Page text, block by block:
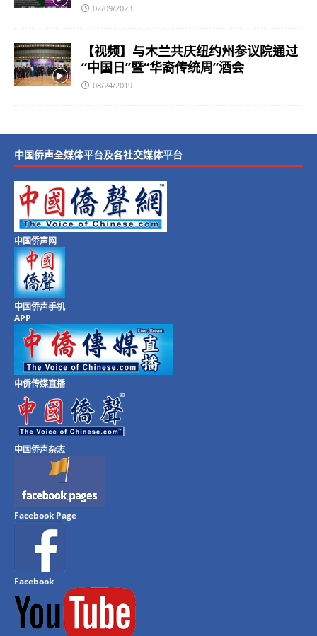
02/09/2023
【视频】与木兰共庆纽约州参议院通过
“中国日”暨“华裔传统周”酒会
08/24/2019
中国侨声全媒体平台及各社交媒体平台
中国侨声网
中国侨声手机
APP
中侨传媒直播
中国侨声杂志
Facebook Page
Facebook